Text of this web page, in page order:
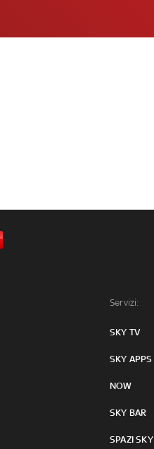
Servizi:
SKY TV
SKY APPS
NOW
SKY BAR
SPAZI SKY